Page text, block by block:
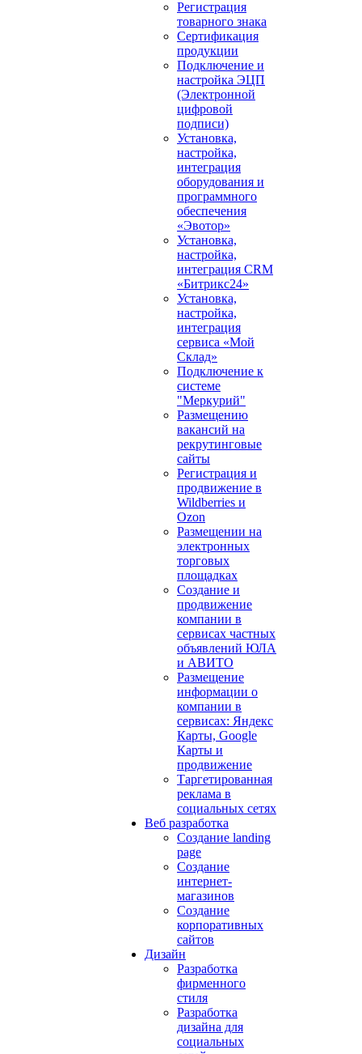
Регистрация
товарного знака
Сертификация
продукции
Подключение и
настройка ЭЦП
(Электронной
цифровой
подписи)
Установка,
настройка,
интеграция
оборудования и
программного
обеспечения
«Эвотор»
Установка,
настройка,
интеграция CRM
«Битрикс24»
Установка,
настройка,
интеграция
сервиса «Мой
Склад»
Подключение к
системе
"Меркурий"
Размещению
вакансий на
рекрутинговые
сайты
Регистрация и
продвижение в
Wildberries и
Ozon
Размещении на
электронных
торговых
площадках
Создание и
продвижение
компании в
сервисах частных
объявлений ЮЛА
и АВИТО
Размещение
информации о
компании в
сервисах: Яндекс
Карты, Google
Карты и
продвижение
Таргетированная
реклама в
социальных сетях
Веб разработка
Создание landing
page
Создание
интернет-
магазинов
Создание
корпоративных
сайтов
Дизайн
Разработка
фирменного
стиля
Разработка
дизайна для
социальных